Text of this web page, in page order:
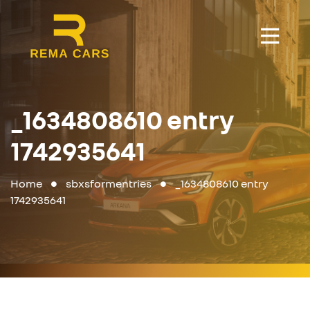
_1634808610 entry
1742935641
Home sbxsformentries
_1634808610 entry
1742935641